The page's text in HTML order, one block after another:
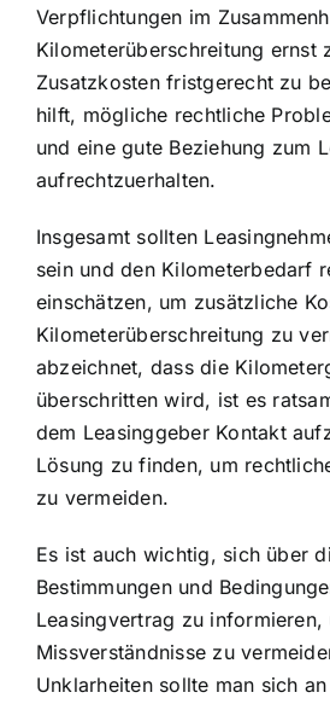
Verpflichtungen im
Kilometerüberschreitung ernst
Zusatzkosten fristgerecht zu
hilft, mögliche rechtliche
und eine gute Beziehung zum
aufrechtzuerhalten.
Insgesamt sollten
sein und den Kilometerbedarf
einschätzen, um zusätzliche
Kilometerüberschreitung zu
abzeichnet, dass die
überschritten wird, ist es
dem Leasinggeber Kontakt
Lösung zu finden, um
zu vermeiden.
Es ist auch wichtig, sich über
Bestimmungen und
Leasingvertrag zu
Missverständnisse zu
Unklarheiten sollte man sich